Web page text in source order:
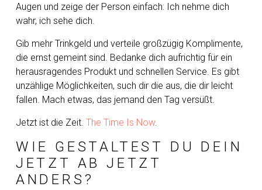
Augen und zeige der Person einfach: Ich nehme dich
wahr, ich sehe dich.
Gib mehr Trinkgeld und verteile großzügig Komplimente,
die ernst gemeint sind. Bedanke dich aufrichtig für ein
herausragendes Produkt und schnellen Service. Es gibt
unzählige Möglichkeiten, such dir die aus, die dir leicht
fallen. Mach etwas, das jemand den Tag versüßt.
Jetzt ist die Zeit. The Time Is Now.
WIE GESTALTEST DU DEIN
JETZT AB JETZT
ANDERS?